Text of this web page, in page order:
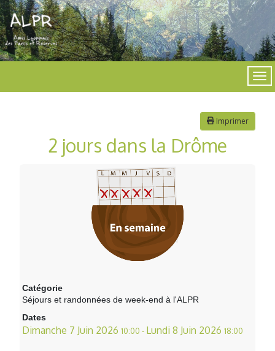
Imprimer
2 jours dans la Drôme
Catégorie
Séjours et randonnées de week-end à l'ALPR
Dates
Dimanche 7 Juin 2026 10:00 - Lundi 8 Juin 2026 18:00